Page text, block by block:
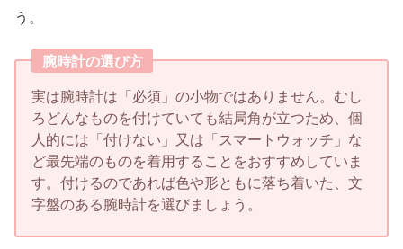
う。
腕時計の選び方
実は腕時計は「必須」の小物ではありません。むし
ろどんなものを付けていても結局角が立つため、個
人的には「付けない」又は「スマートウォッチ」な
ど最先端のものを着用することをおすすめしていま
す。付けるのであれば色や形ともに落ち着いた、文
字盤のある腕時計を選びましょう。